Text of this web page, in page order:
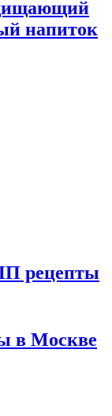
напиток
рецепты
в Москве